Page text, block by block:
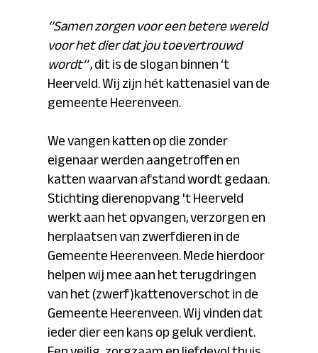
‘’Samen zorgen voor een betere wereld
voor het dier dat jou toevertrouwd
wordt’’, dit is de slogan binnen ‘t
Heerveld. Wij zijn hét kattenasiel van de
gemeente Heerenveen.
We vangen katten op die zonder
eigenaar werden aangetroffen en
katten waarvan afstand wordt gedaan.
Stichting dierenopvang 't Heerveld
werkt aan het opvangen, verzorgen en
herplaatsen van zwerfdieren in de
Gemeente Heerenveen. Mede hierdoor
helpen wij mee aan het terugdringen
van het (zwerf)kattenoverschot in de
Gemeente Heerenveen. Wij vinden dat
ieder dier een kans op geluk verdient.